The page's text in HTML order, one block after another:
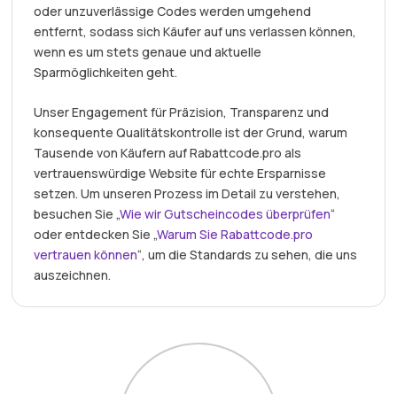
oder unzuverlässige Codes werden umgehend
entfernt, sodass sich Käufer auf uns verlassen können,
wenn es um stets genaue und aktuelle
Sparmöglichkeiten geht.
Unser Engagement für Präzision, Transparenz und
konsequente Qualitätskontrolle ist der Grund, warum
Tausende von Käufern auf Rabattcode.pro als
vertrauenswürdige Website für echte Ersparnisse
setzen. Um unseren Prozess im Detail zu verstehen,
besuchen Sie „Wie wir Gutscheincodes überprüfen“
oder entdecken Sie „Warum Sie Rabattcode.pro
vertrauen können“, um die Standards zu sehen, die uns
auszeichnen.